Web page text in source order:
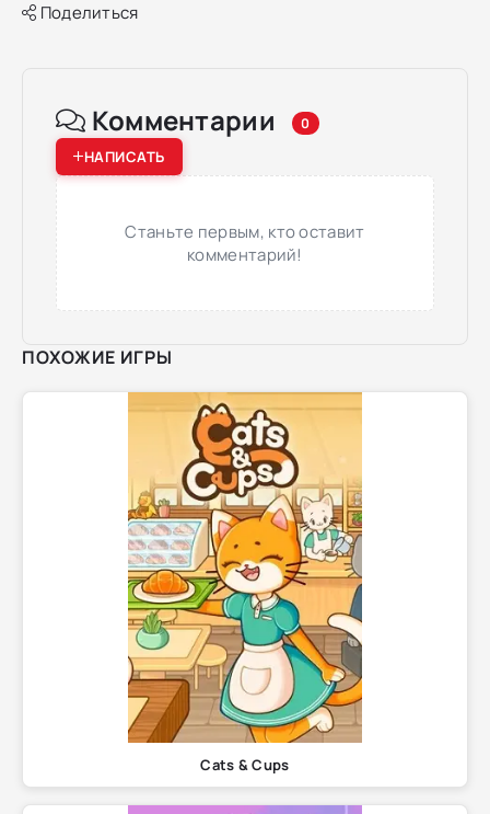
Поделиться
Комментарии 0
НАПИСАТЬ
Станьте первым, кто оставит
комментарий!
ПОХОЖИЕ ИГРЫ
Cats & Cups